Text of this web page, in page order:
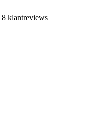
klantreviews